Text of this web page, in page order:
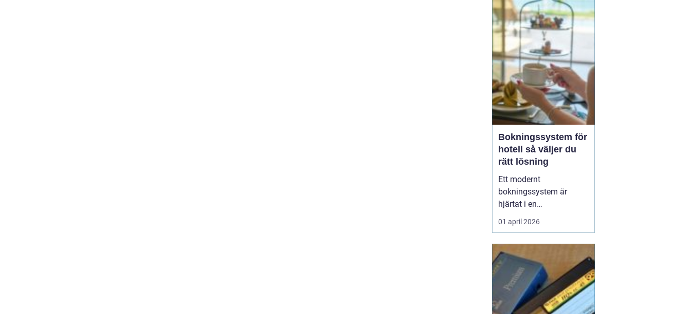
låg friktion, bra
värmeavledning och
lång livslängd. Fel utförd
beläggnin...
Bokningssystem för
hotell så väljer du
rätt lösning
Ett modernt
bokningssystem är
hjärtat i en
hotellverksamhet. När
bokningar, incheckning,
kommunikation sitter
ihop i ett flöde frigörs tid
till gästerna och
intäkterna blir lättare att
styra. Samtidigt är
01 april 2026